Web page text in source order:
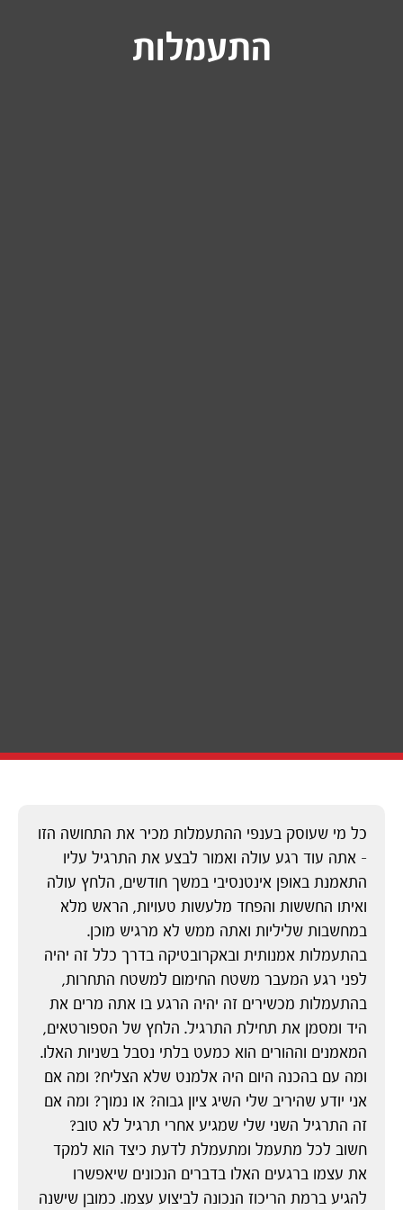
התעמלות
כל מי שעוסק בענפי ההתעמלות מכיר את התחושה הזו
– אתה עוד רגע עולה ואמור לבצע את התרגיל עליו
התאמנת באופן אינטנסיבי במשך חודשים, הלחץ עולה
ואיתו החששות והפחד מלעשות טעויות, הראש מלא
במחשבות שליליות ואתה ממש לא מרגיש מוכן.
בהתעמלות אמנותית ובאקרובטיקה בדרך כלל זה יהיה
לפני רגע המעבר משטח החימום למשטח התחרות,
בהתעמלות מכשירים זה יהיה הרגע בו אתה מרים את
היד ומסמן את תחילת התרגיל. הלחץ של הספורטאים,
המאמנים וההורים הוא כמעט בלתי נסבל בשניות האלו.
ומה עם בהכנה היום היה אלמנט שלא הצליח? ומה אם
אני יודע שהיריב שלי השיג ציון גבוה? או נמוך? ומה אם
זה התרגיל השני שלי שמגיע אחרי תרגיל לא טוב?
חשוב לכל מתעמל ומתעמלת לדעת כיצד הוא למקד
את עצמו ברגעים האלו בדברים הנכונים שיאפשרו
להגיע ברמת הריכוז הנכונה לביצוע עצמו. כמובן שישנה